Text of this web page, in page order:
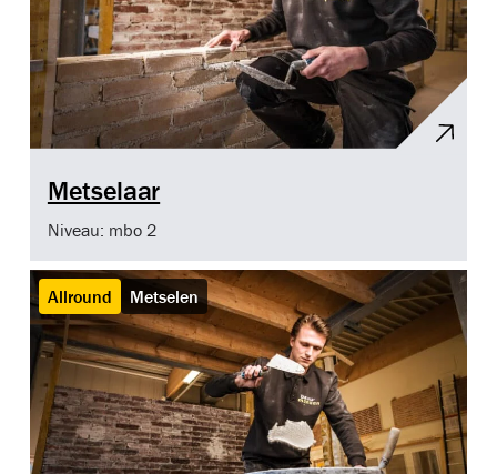
Metselaar
Niveau: mbo 2
Allround Metselen